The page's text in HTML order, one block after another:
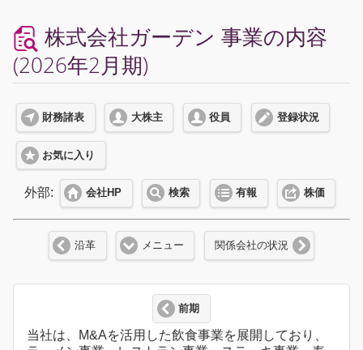
株式会社ガーデン 事業の内容
(2026年2月期)
財務諸表 大株主 役員 登録状況
お気に入り
外部: 会社HP 検索 有報 株価
沿革 メニュー 関係会社の状況
前期
当社は、M&Aを活用した飲食事業を展開しており、